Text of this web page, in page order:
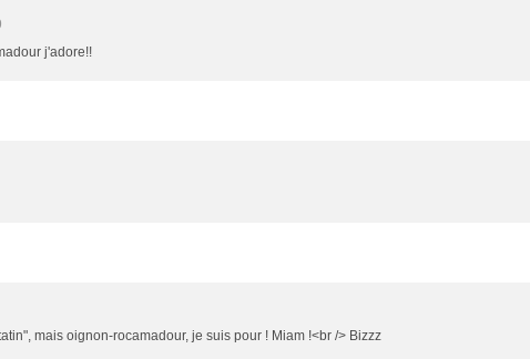
j'adore!!
mais oignon-rocamadour, je suis pour ! Miam !<br /> Bizzz